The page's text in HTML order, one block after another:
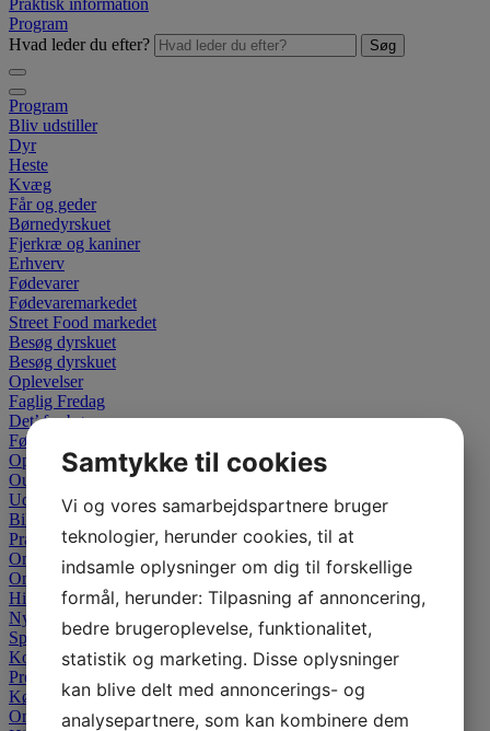
Praktisk information
Program
Hvad leder du efter?
Søg
Program
Bliv udstiller
Dyr
Heste
Kvæg
Får og geder
Børnedyrskuet
Fjerkræ og kaniner
Erhverv
Fødevarer
Fødevaremarkedet
Street Food markedet
Besøg dyrskuet
Besøg dyrskuet
Oplevelser
Faglig Fredag
Det’ for børn
Fødevarefestival
Oplev alle dyrene
Outdoor
Udstillerliste
Billetpriser
Praktisk information
Om dyrskuet
Om dyrskuet
Historien
Nyheder
Sponsor
Kontakt
Presse
Køb billet
Om dyrskuet
Samtykke til cookies
Vi og vores samarbejdspartnere bruger
teknologier, herunder cookies, til at
indsamle oplysninger om dig til forskellige
formål, herunder: Tilpasning af annoncering,
bedre brugeroplevelse, funktionalitet,
statistik og marketing. Disse oplysninger
kan blive delt med annoncerings- og
analysepartnere, som kan kombinere dem